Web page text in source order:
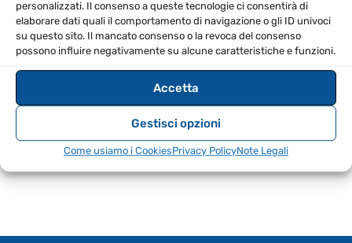
personalizzati. Il consenso a queste tecnologie ci consentirà di
elaborare dati quali il comportamento di navigazione o gli ID univoci
su questo sito. Il mancato consenso o la revoca del consenso
possono influire negativamente su alcune caratteristiche e funzioni.
Accetta
Gestisci opzioni
Come usiamo i CookiesPrivacy PolicyNote Legali
per garantire stabilità e durata.
SPECIFICHE TECNICHE
8670000856581